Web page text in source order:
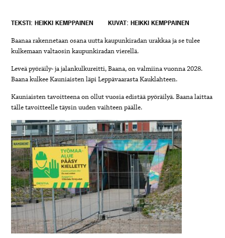
TEKSTI: HEIKKI KEMPPAINEN KUVAT: HEIKKI KEMPPAINEN
Baanaa rakennetaan osana uutta kaupunkiradan urakkaa ja se tulee
kulkemaan valtaosin kaupunkiradan vierellä.
Leveä pyöräily- ja jalankulkureitti, Baana, on valmiina vuonna 2028.
Baana kulkee Kauniaisten läpi Leppävaarasta Kauklahteen.
Kauniaisten tavoitteena on ollut vuosia edistää pyöräilyä. Baana laittaa
tälle tavoitteelle täysin uuden vaihteen päälle.